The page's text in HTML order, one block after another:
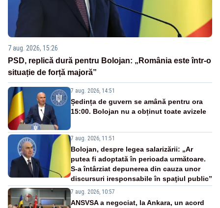
7 aug. 2026, 15:26
PSD, replică dură pentru Bolojan: „România este într-o
situație de forță majoră”
7 aug. 2026, 14:51
Ședința de guvern se amână pentru ora
15:00. Bolojan nu a obținut toate avizele
7 aug. 2026, 11:51
Bolojan, despre legea salarizării: „Ar
putea fi adoptată în perioada următoare.
S-a întârziat depunerea din cauza unor
discursuri iresponsabile în spaţiul public”
7 aug. 2026, 10:57
ANSVSA a negociat, la Ankara, un acord